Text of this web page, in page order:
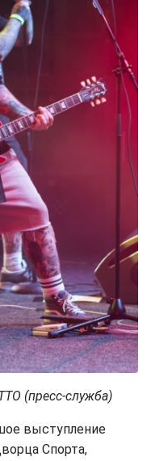
(пресс-служба)
выступление
Спорта,